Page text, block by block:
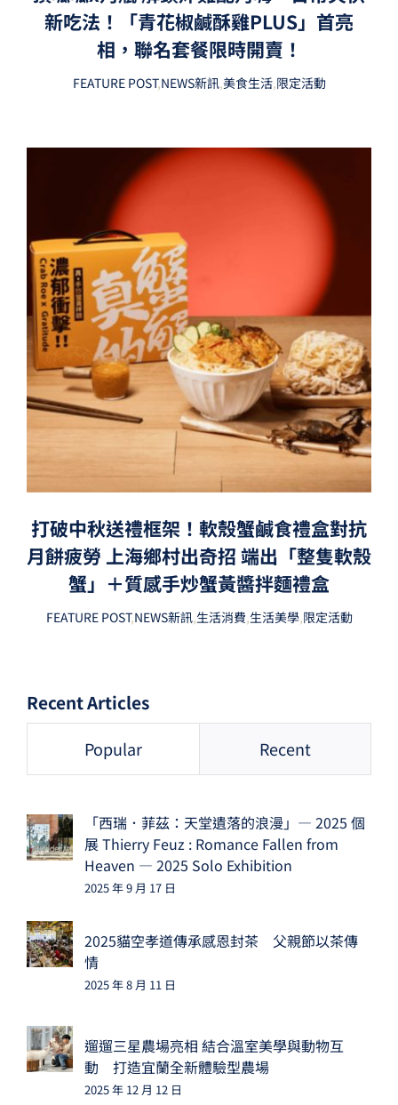
新吃法！「青花椒鹹酥雞PLUS」首亮
相，聯名套餐限時開賣！
FEATURE POST,NEWS新訊,美食生活,限定活動
打破中秋送禮框架！軟殼蟹鹹食禮盒對抗
月餅疲勞 上海鄉村出奇招 端出「整隻軟殼
蟹」＋質感手炒蟹黃醬拌麵禮盒
FEATURE POST,NEWS新訊,生活消費,生活美學,限定活動
Recent Articles
Popular Recent
「西瑞．菲茲：天堂遺落的浪漫」— 2025 個
展 Thierry Feuz : Romance Fallen from
Heaven — 2025 Solo Exhibition
2025 年 9 月 17 日
2025貓空孝道傳承感恩封茶 父親節以茶傳
情
2025 年 8 月 11 日
遛遛三星農場亮相 結合溫室美學與動物互
動 打造宜蘭全新體驗型農場
2025 年 12 月 12 日